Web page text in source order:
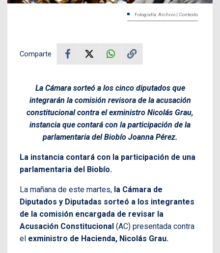
Fotografía: Archivo | Contexto
Comparte
La Cámara sorteó a los cinco diputados que
integrarán la comisión revisora de la acusación
constitucional contra el exministro Nicolás Grau,
instancia que contará con la participación de la
parlamentaria del Biobío Joanna Pérez.
La instancia contará con la participación de una
parlamentaria del Biobío.
La mañana de este martes, la Cámara de
Diputados y Diputadas sorteó a los integrantes
de la comisión encargada de revisar la
Acusación Constitucional (AC) presentada contra
el exministro de Hacienda, Nicolás Grau.